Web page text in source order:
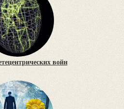
войн